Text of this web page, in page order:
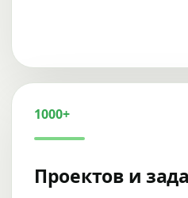
1000+
Проектов и